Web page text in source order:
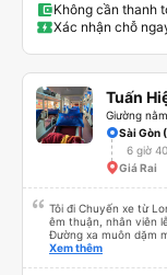
Không cần thanh
Xác nhận chỗ
Tuấn
Giường
Sài Gòn
6 giờ
Giá Rai
Tôi đi Chuyến xe từ
êm thuận, nhân viên lễ độ, tài xế vững
Đường xa muôn dặm
nghiêm cẩn, hiếm
Xem thêm